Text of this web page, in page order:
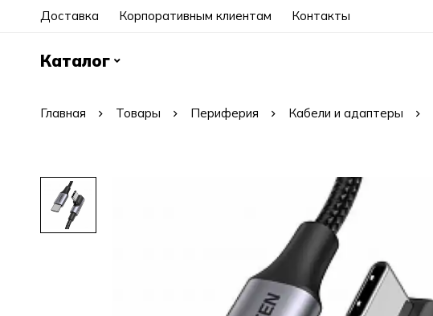
Доставка Корпоративным клиентам Контакты
Каталог
Главная Товары Периферия Кабели и адаптеры